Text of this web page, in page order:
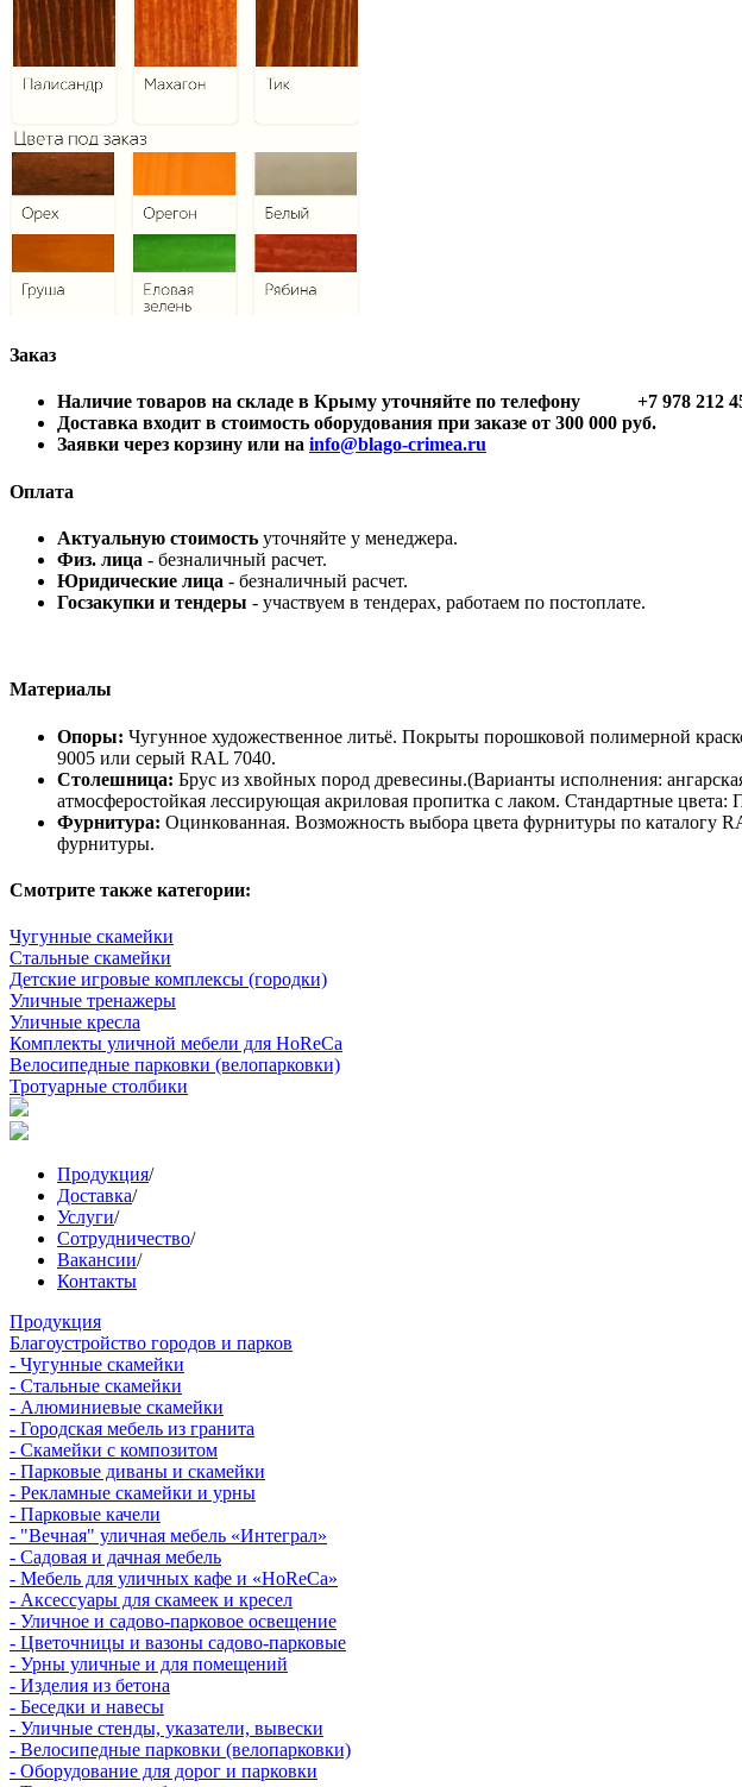
Заказ
Наличие товаров на складе в Крыму уточняйте по телефону +7 978 212
Доставка входит в стоимость оборудования при заказе от 300 000 руб.
Заявки через корзину или на info@blago-crimea.ru
Оплата
Актуальную стоимость уточняйте у менеджера.
Физ. лица - безналичный расчет.
Юридические лица - безналичный расчет.
Госзакупки и тендеры - участвуем в тендерах, работаем по постоплате.
Материалы
Опоры: Чугунное художественное литьё. Покрыты порошковой полимерной
9005 или серый RAL 7040.
Столешница: Брус из хвойных пород древесины.(Варианты исполнения:
атмосферостойкая лессирующая акриловая пропитка с лаком. Стандартные
Фурнитура: Оцинкованная. Возможность выбора цвета фурнитуры по каталогу
фурнитуры.
Смотрите также категории:
Чугунные скамейки
Стальные скамейки
Детские игровые комплексы (городки)
Уличные тренажеры
Уличные кресла
Комплекты уличной мебели для HoReCa
Велосипедные парковки (велопарковки)
Тротуарные столбики
Продукция/
Доставка/
Услуги/
Сотрудничество/
Вакансии/
Контакты
Продукция
Благоустройство городов и парков
- Чугунные скамейки
- Стальные скамейки
- Алюминиевые скамейки
- Городская мебель из гранита
- Скамейки с композитом
- Парковые диваны и скамейки
- Рекламные скамейки и урны
- Парковые качели
- "Вечная" уличная мебель «Интеграл»
- Садовая и дачная мебель
- Мебель для уличных кафе и «HoReCa»
- Аксессуары для скамеек и кресел
- Уличное и садово-парковое освещение
- Цветочницы и вазоны садово-парковые
- Урны уличные и для помещений
- Изделия из бетона
- Беседки и навесы
- Уличные стенды, указатели, вывески
- Велосипедные парковки (велопарковки)
- Оборудование для дорог и парковки